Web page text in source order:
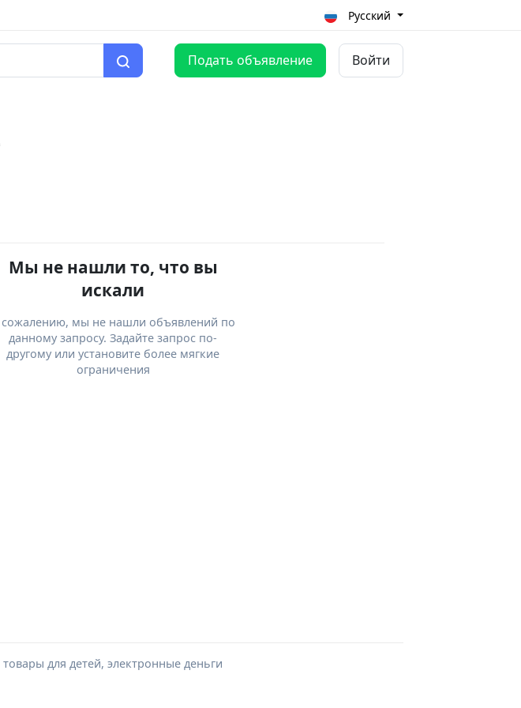
Русский
Подать объявление Войти
Мы не нашли то, что вы
искали
сожалению, мы не нашли объявлений по
данному запросу. Задайте запрос по-
другому или установите более мягкие
ограничения
для детей, электронные деньги